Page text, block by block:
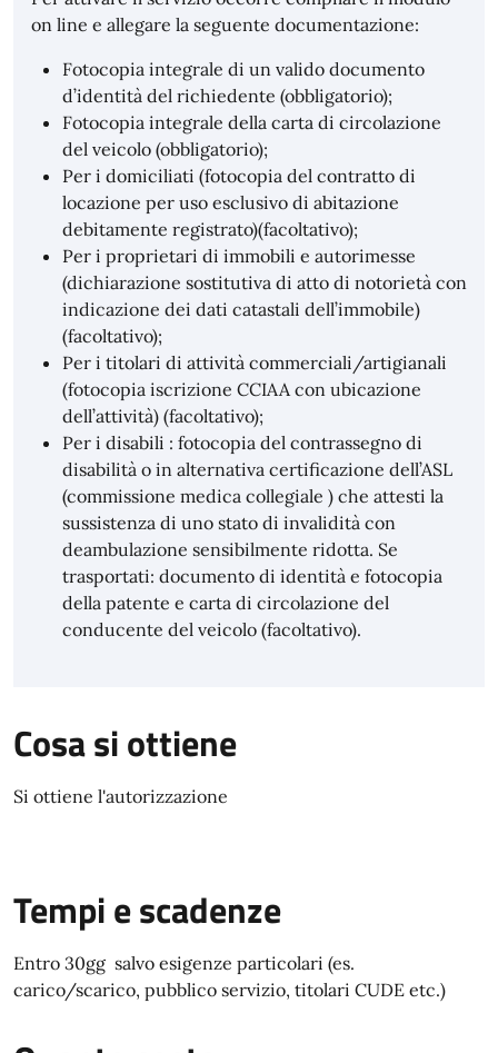
on line e allegare la seguente documentazione:
Fotocopia integrale di un valido documento
d’identità del richiedente (obbligatorio);
Fotocopia integrale della carta di circolazione
del veicolo (obbligatorio);
Per i domiciliati (fotocopia del contratto di
locazione per uso esclusivo di abitazione
debitamente registrato)(facoltativo);
Per i proprietari di immobili e autorimesse
(dichiarazione sostitutiva di atto di notorietà con
indicazione dei dati catastali dell’immobile)
(facoltativo);
Per i titolari di attività commerciali/artigianali
(fotocopia iscrizione CCIAA con ubicazione
dell’attività) (facoltativo);
Per i disabili : fotocopia del contrassegno di
disabilità o in alternativa certificazione dell’ASL
(commissione medica collegiale ) che attesti la
sussistenza di uno stato di invalidità con
deambulazione sensibilmente ridotta. Se
trasportati: documento di identità e fotocopia
della patente e carta di circolazione del
conducente del veicolo (facoltativo).
Cosa si ottiene
Si ottiene l'autorizzazione
Tempi e scadenze
Entro 30gg salvo esigenze particolari (es.
carico/scarico, pubblico servizio, titolari CUDE etc.)